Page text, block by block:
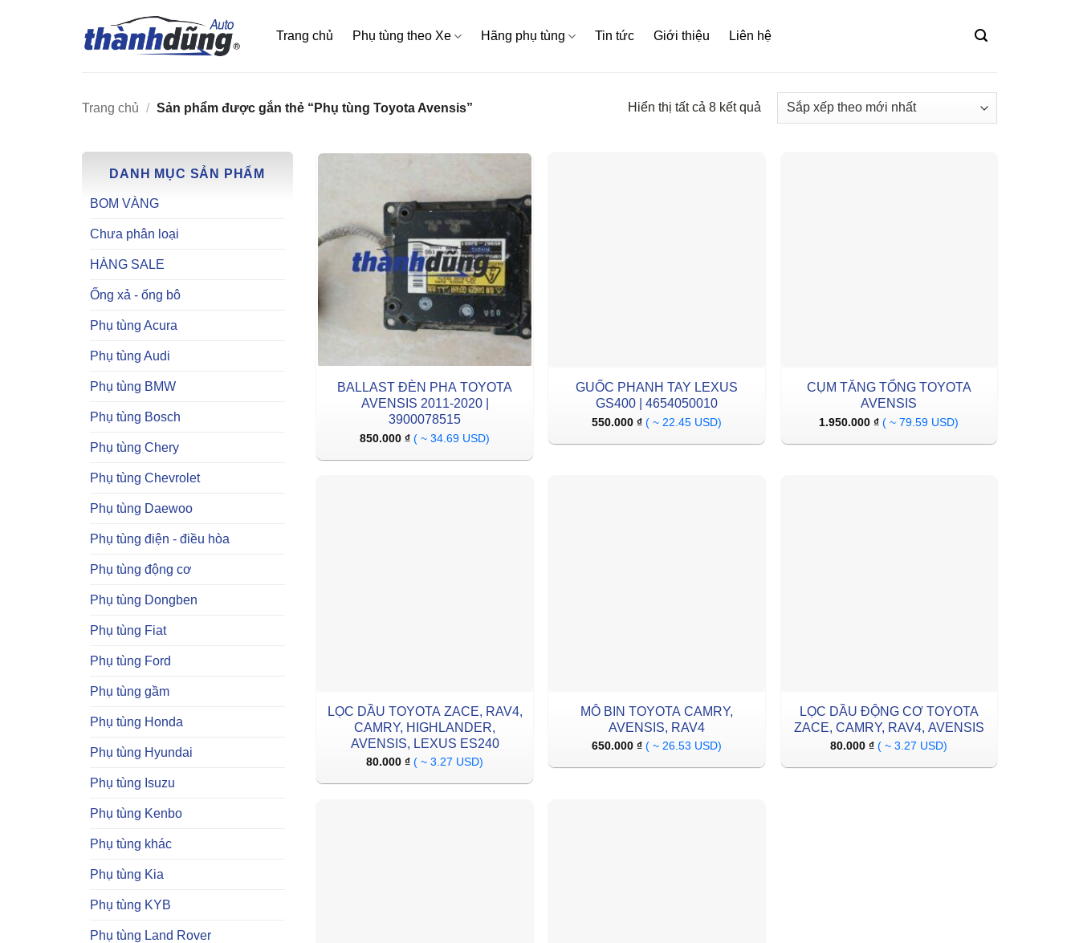
Trang chủ Phụ tùng theo Xe Hãng phụ tùng Tin tức Giới thiệu Liên hệ
Trang chủ / Sản phẩm được gắn thẻ “Phụ tùng Toyota Avensis” Hiển thị tất cả 8 kết quả
sắp
DANH MỤC SẢN PHẨM
BOM VÀNG
Chưa phân loại
HÀNG SALE
Ống xả - ống bô
Phụ tùng Acura
Phụ tùng Audi
Phụ tùng BMW
Phụ tùng Bosch
Phụ tùng Chery
Phụ tùng Chevrolet
Phụ tùng Daewoo
Phụ tùng điện - điều hòa
Phụ tùng động cơ
Phụ tùng Dongben
Phụ tùng Fiat
Phụ tùng Ford
Phụ tùng gầm
Phụ tùng Honda
Phụ tùng Hyundai
Phụ tùng Isuzu
Phụ tùng Kenbo
Phụ tùng khác
Phụ tùng Kia
Phụ tùng KYB
Phụ tùng Land Rover
BALLAST ĐÈN PHA TOYOTA
AVENSIS 2011-2020 |
3900078515
850.000₫ ( ~ 34.69 USD)
GUỐC PHANH TAY LEXUS
GS400 | 4654050010
550.000₫ ( ~ 22.45 USD)
CỤM TĂNG TỔNG TOYOTA
AVENSIS
1.950.000₫ ( ~ 79.59 USD)
LỌC DẦU TOYOTA ZACE, RAV4,
CAMRY, HIGHLANDER,
AVENSIS, LEXUS ES240
80.000₫ ( ~ 3.27 USD)
MÔ BIN TOYOTA CAMRY,
AVENSIS, RAV4
650.000₫ ( ~ 26.53 USD)
LỌC DẦU ĐỘNG CƠ TOYOTA
ZACE, CAMRY, RAV4, AVENSIS
80.000₫ ( ~ 3.27 USD)